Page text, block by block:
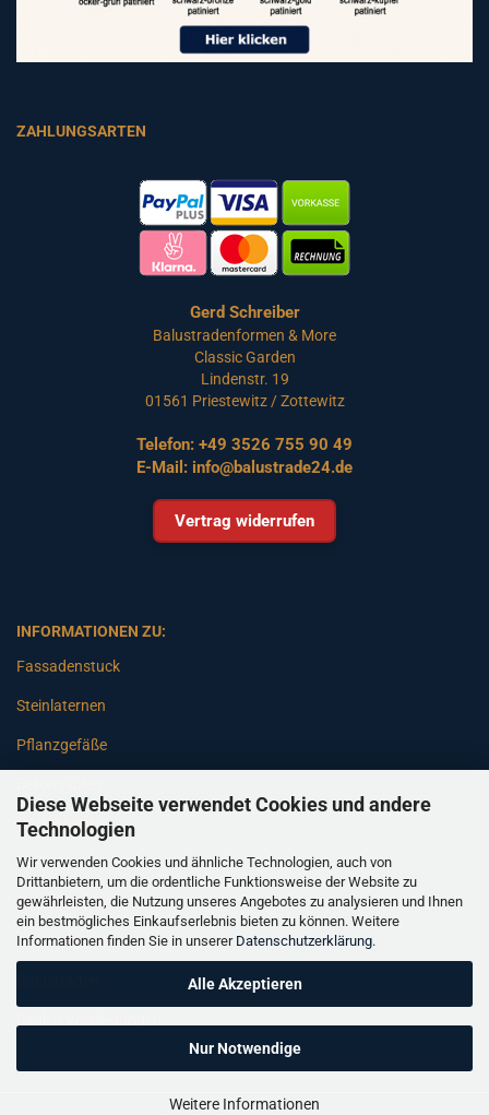
Diese Webseite verwendet Cookies und andere
Technologien
Wir verwenden Cookies und ähnliche Technologien, auch von
Drittanbietern, um die ordentliche Funktionsweise der Website zu
gewährleisten, die Nutzung unseres Angebotes zu analysieren und Ihnen
ein bestmögliches Einkaufserlebnis bieten zu können. Weitere
Informationen finden Sie in unserer Datenschutzerklärung.
Alle Akzeptieren
Nur Notwendige
Weitere Informationen
ZAHLUNGSARTEN
Gerd Schreiber
Balustradenformen & More
Classic Garden
Lindenstr. 19
01561 Priestewitz / Zottewitz
Telefon: +49 3526 755 90 49
E-Mail: info@balustrade24.de
Vertrag widerrufen
INFORMATIONEN ZU:
Fassadenstuck
Steinlaternen
Pflanzgefäße
Gartenbänke
Pfeiler
Gartenbrunnen
Gartenfiguren